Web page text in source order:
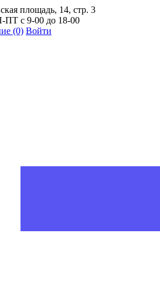
площадь, 14, стр. 3
ПТ с 9-00 до 18-00
(0) Войти